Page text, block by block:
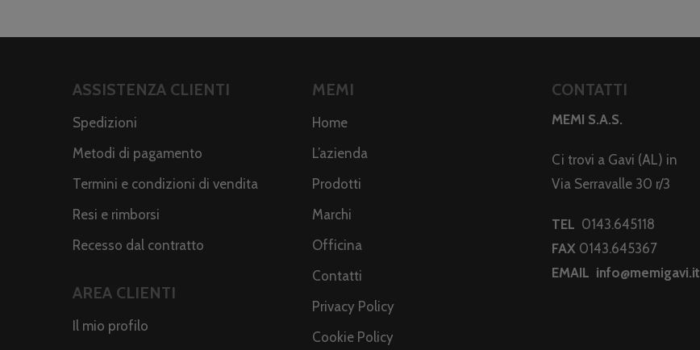
ASSISTENZA CLIENTI
Spedizioni
Metodi di pagamento
Termini e condizioni di vendita
Resi e rimborsi
Recesso dal contratto
AREA CLIENTI
Il mio profilo
MEMI
Home
L’azienda
Prodotti
Marchi
Officina
Contatti
Privacy Policy
Cookie Policy
CONTATTI
MEMI S.A.S.
Ci trovi a Gavi (AL) in
Via Serravalle 30 r/3
TEL 0143.645118
FAX 0143.645367
EMAIL info@memigavi.it